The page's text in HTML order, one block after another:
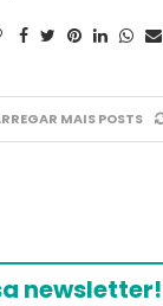
MAIS POSTS
newsletter!